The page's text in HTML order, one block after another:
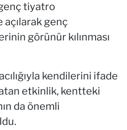
tiyatro
açılarak genç
görünür kılınması
kendilerini ifade
etkinlik, kentteki
da önemli